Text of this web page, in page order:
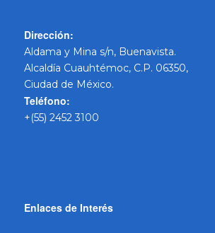
Dirección:
Aldama y Mina s/n, Buenavista.
Alcaldía Cuauhtémoc, C.P. 06350,
Ciudad de México.
Teléfono:
+(55) 2452 3100
Enlaces de Interés